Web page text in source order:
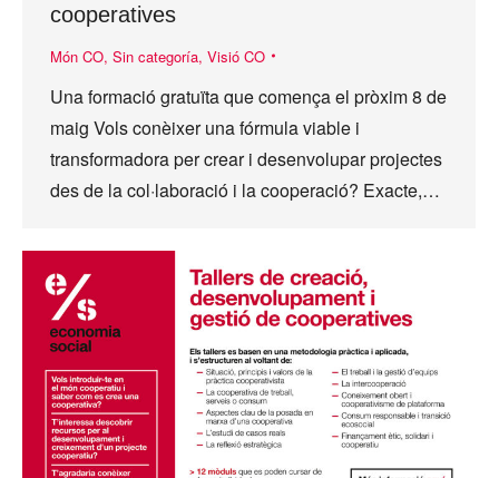
cooperatives
Món CO, Sin categoría, Visió CO
Una formació gratuïta que comença el pròxim 8 de
maig Vols conèixer una fórmula viable i
transformadora per crear i desenvolupar projectes
des de la col·laboració i la cooperació? Exacte,…